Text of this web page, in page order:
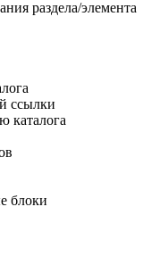
раздела/элемента
ссылки
каталога
блоки